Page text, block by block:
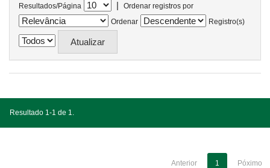
Resultados/Página |
Ordenar registros por
Ordenar
Registro(s)
Resultado 1-1 de 1.
Anterior 1 Póximo